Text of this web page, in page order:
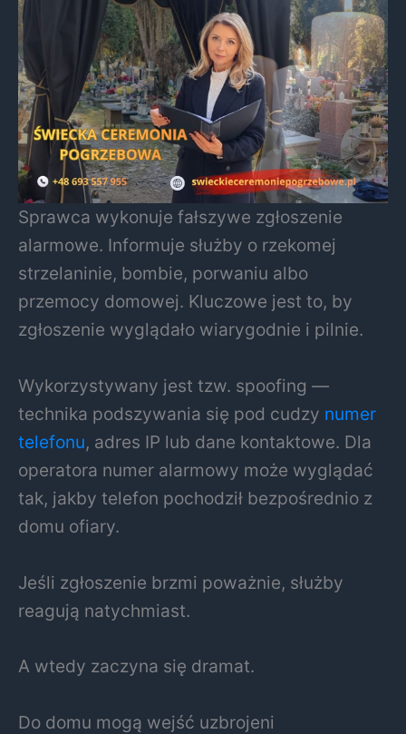
Sprawca wykonuje fałszywe zgłoszenie
alarmowe. Informuje służby o rzekomej
strzelaninie, bombie, porwaniu albo
przemocy domowej. Kluczowe jest to, by
zgłoszenie wyglądało wiarygodnie i pilnie.
Wykorzystywany jest tzw. spoofing —
technika podszywania się pod cudzy numer
telefonu, adres IP lub dane kontaktowe. Dla
operatora numer alarmowy może wyglądać
tak, jakby telefon pochodził bezpośrednio z
domu ofiary.
Jeśli zgłoszenie brzmi poważnie, służby
reagują natychmiast.
A wtedy zaczyna się dramat.
Do domu mogą wejść uzbrojeni